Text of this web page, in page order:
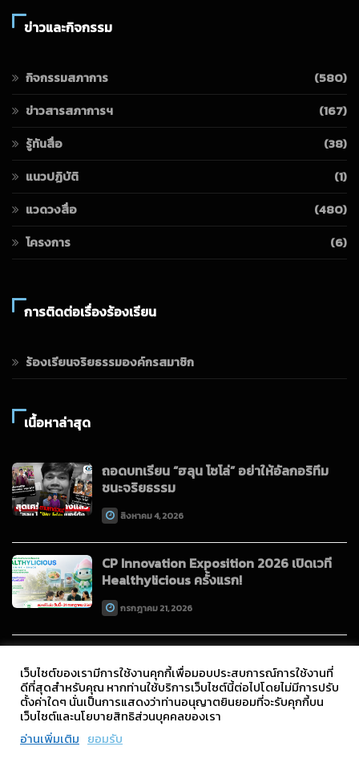
ข่าวและกิจกรรม
กิจกรรมสภาการ
(580)
ข่าวสารสภาการฯ
(167)
รู้ทันสื่อ
(38)
แนวปฏิบัติ
(1)
แวดวงสื่อ
(480)
โครงการ
(6)
การติดต่อเรื่องร้องเรียน
ร้องเรียนจริยธรรมองค์กรสมาชิก
เนื้อหาล่าสุด
ถอดบทเรียน “ฮลุน โซโล่” อย่าให้อัลกอริทึม
ชนะจริยธรรม
สิงหาคม 4, 2026
CP Innovation Exposition 2026 เปิดเวที
Healthylicious ครั้งแรก!
กรกฎาคม 21, 2026
Copyright © 2021 All Rights Reserved.
เว็บไซต์ของเรามีการใช้งานคุกกี้เพื่อมอบประสบการณ์การใช้งานที่
ดีที่สุดสำหรับคุณ หากท่านใช้บริการเว็บไซต์นี้ต่อไปโดยไม่มีการปรับ
ตั้งค่าใดๆ นั่นเป็นการแสดงว่าท่านอนุญาตยินยอมที่จะรับคุกกี้บน
เว็บไซต์และนโยบายสิทธิส่วนบุคคลของเรา
อ่านเพิ่มเติม ยอมรับ